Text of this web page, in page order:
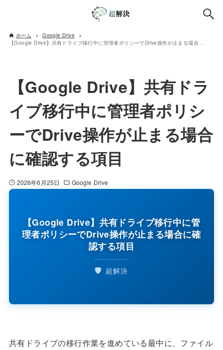
ホーム
Google Drive
【Google Drive】共有ドライブ移行中に管理者ポリシーでDrive操作が止まる場合に確認する項目
【Google Drive】共有ドラ
イブ移行中に管理者ポリシ
ーでDrive操作が止まる場合
に確認する項目
2026年6月25日 Google Drive
【Google Drive】共有ドライブ移行中に管
理者ポリシーでDrive操作が止まる場合に確
認する項目
🛡️ 超解決
共有ドライブの移行作業を進めている最中に、ファイル